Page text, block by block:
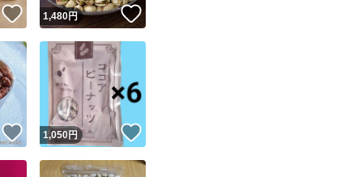
このユーザーは他フリマサービスでの取引実績があります
く表示であり、発送を保証しているものではありません
送
このユーザーは高頻度で24時間以内＆設定した発送日数内に発送してい
ます
このユーザーは高頻度で24時間以内に発送しています
出品ページへ
キャンセル
いいね！
1,480円 いいね！
いいね！
1,050円